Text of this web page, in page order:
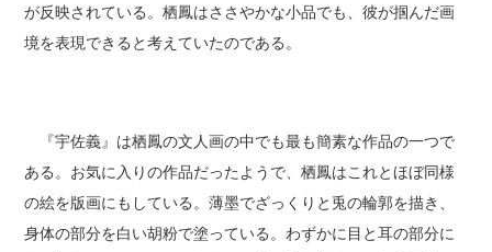
が反映されている。栖鳳はささやかな小品でも、彼が掴んだ画
境を表現できると考えていたのである。
『宇佐義』は栖鳳の文人画の中でも最も簡素な作品の一つで
ある。お気に入りの作品だったようで、栖鳳はこれとほぼ同様
の絵を版画にもしている。薄墨でざっくりと兎の輪郭を描き、
身体の部分を白い胡粉で塗っている。わずかに目と耳の部分に